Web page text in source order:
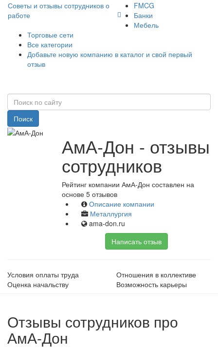
Советы и отзывы сотрудников о
работе
FMCG
Банки
Мебель
Торговые сети
Все категории
Добавьте новую компанию в каталог и свой первый
отзыв
Поиск
АмА-Дон - отзывы
сотрудников
Рейтинг компании АмА-Дон составлен на
основе 5 отзывов
Описание компании
Металлургия
ama-don.ru
Написать отзыв
Условия оплаты труда
Отношения в коллективе
Оценка начальству
Возможность карьеры
Отзывы сотрудников про
АмА-Дон